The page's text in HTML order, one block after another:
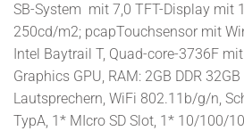
SB-System mit 7,0 TFT-Display mit
250cd/m2; pcapTouchsensor mit
Intel Baytrail T, Quad-core-3736F
Graphics GPU, RAM: 2GB DDR
Lautsprechern, WiFi 802.11b/g/n,
TypA, 1* MIcro SD Slot, 1* 10/100/